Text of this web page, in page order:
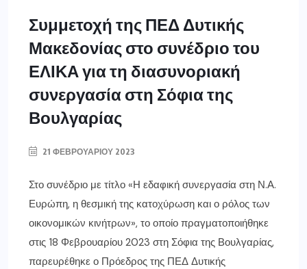
Συμμετοχή της ΠΕΔ Δυτικής
Μακεδονίας στο συνέδριο του
ΕΛΙΚΑ για τη διασυνοριακή
συνεργασία στη Σόφια της
Βουλγαρίας
21 ΦΕΒΡΟΥΑΡΊΟΥ 2023
Στο συνέδριο με τίτλο «Η εδαφική συνεργασία στη Ν.Α.
Ευρώπη, η θεσμική της κατοχύρωση και ο ρόλος των
οικονομικών κινήτρων», το οποίο πραγματοποιήθηκε
στις 18 Φεβρουαρίου 2023 στη Σόφια της Βουλγαρίας,
παρευρέθηκε ο Πρόεδρος της ΠΕΔ Δυτικής